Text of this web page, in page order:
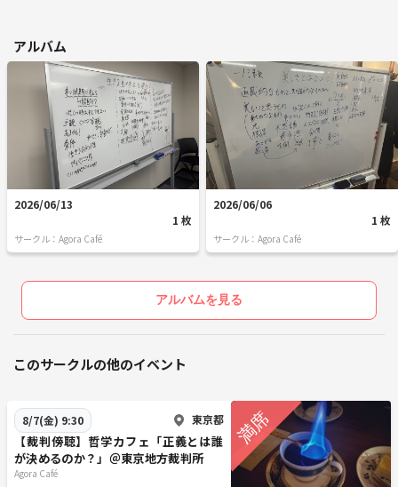
アルバム
2026/06/13
1 枚
サークル：Agora Café
2026/06/06
1 枚
サークル：Agora Café
アルバムを見る
このサークルの他のイベント
8/7(金) 9:30 東京都
【裁判傍聴】哲学カフェ「正義とは誰
が決めるのか？」＠東京地方裁判所
Agora Café